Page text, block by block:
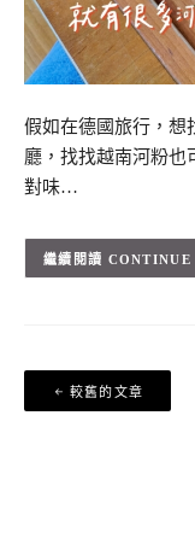
假如在德國旅行，想
廳，找找越南河粉也
對味…
CONTINUE
文
章
較舊的文章